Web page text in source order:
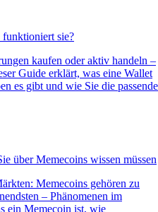
sie?
kaufen oder aktiv handeln –
Guide erklärt, was eine Wallet
es gibt und wie Sie die passende
über Memecoins wissen müssen
Memecoins gehören zu
– Phänomenen im
ein Memecoin ist, wie